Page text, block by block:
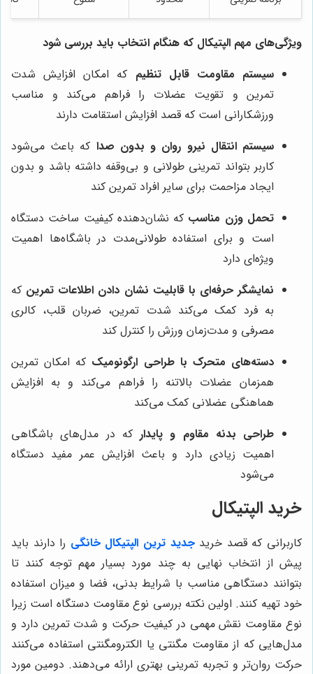
ویژگی‌های مهم الپتیکال که هنگام انتخاب باید بررسی شود
سیستم مقاومت قابل تنظیم که امکان افزایش شدت
تمرین و تقویت عضلات را فراهم می‌کند و مناسب
ورزشکارانی است که قصد افزایش استقامت دارند
سیستم انتقال نیرو روان و بدون صدا که باعث می‌شود
کاربر بتواند تمرینی طولانی و بی‌وقفه داشته باشد و بدون
ایجاد مزاحمت برای سایر افراد تمرین کند
تحمل وزن مناسب که نشان‌دهنده کیفیت ساخت دستگاه
است و برای استفاده طولانی‌مدت در باشگاه‌ها اهمیت
ویژه‌ای دارد
نمایشگر حرفه‌ای با قابلیت نشان دادن اطلاعات تمرین که
به فرد کمک می‌کند شدت تمرین، ضربان قلب، کالری
مصرفی و مدت‌زمان ورزش را کنترل کند
دسته‌های متحرک با طراحی ارگونومیک که امکان تمرین
همزمان عضلات بالا‌تنه را فراهم می‌کند و به افزایش
هماهنگی عضلانی کمک می‌کند
طراحی بدنه مقاوم و پایدار که در مدل‌های باشگاهی
اهمیت زیادی دارد و باعث افزایش عمر مفید دستگاه
می‌شود
خرید الپتیکال
کاربرانی که قصد خرید جدید ترین الپتیکال خانگی را دارند باید
پیش از انتخاب نهایی به چند مورد بسیار مهم توجه کنند تا
بتوانند دستگاهی مناسب با شرایط بدنی، فضا و میزان استفاده
خود تهیه کنند. اولین نکته بررسی نوع مقاومت دستگاه است زیرا
نوع مقاومت نقش مهمی در کیفیت حرکت و شدت تمرین دارد و
مدل‌هایی که از مقاومت مگنتی یا الکترومگنتی استفاده می‌کنند
حرکت روان‌تر و تجربه تمرینی بهتری ارائه می‌دهند. دومین مورد